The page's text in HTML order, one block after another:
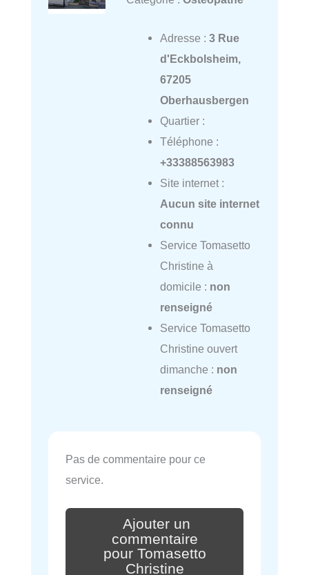
Adresse : 3 Rue
d'Eckbolsheim,
67205
Oberhausbergen
Quartier :
Téléphone :
+33388563983
Site internet :
Aucun site internet
connu
Service Tomasetto
Christine à
domicile : non
renseigné
Service Tomasetto
Christine ouvert
dimanche : non
renseigné
Pas de commentaire pour ce
service.
Ajouter un
commentaire
pour Tomasetto
Christine